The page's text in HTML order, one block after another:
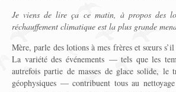
Je viens de lire ça ce matin, à propos des
réchauffement climatique est la plus grande
Mère, parle des lotions à mes frères et sœurs
La variété des événements — tels que les
autrefois partie de masses de glace solide, le
géophysiques — contribuent tous au